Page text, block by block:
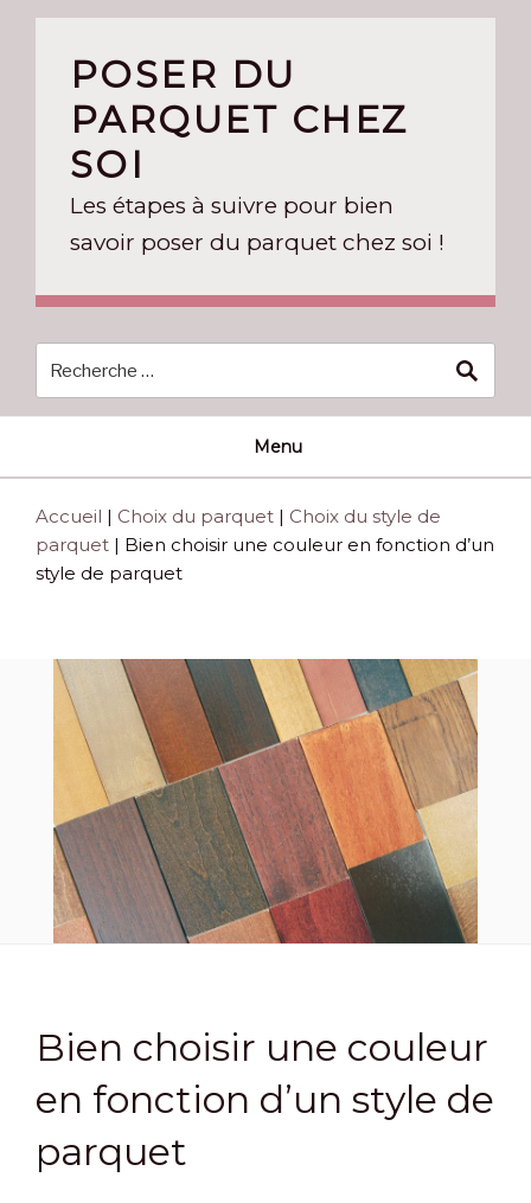
Skip
POSER DU
PARQUET CHEZ
SOI
Les étapes à suivre pour bien
savoir poser du parquet chez soi !
Menu
Accueil | Choix du parquet | Choix du style de
parquet | Bien choisir une couleur en fonction d’un
style de parquet
Bien choisir une couleur
en fonction d’un style de
parquet